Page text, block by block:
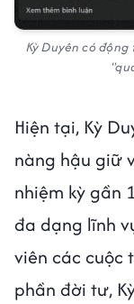
Kỳ Duyên có
Hiện tại, Kỳ
nàng hậu giữ
nhiệm kỳ gần
đa dạng lĩnh
viên các cuộc
phần đời tư,